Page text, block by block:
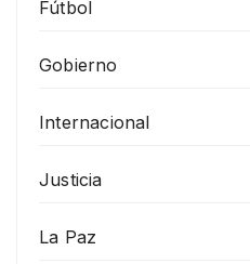
Fútbol
Gobierno
Internacional
Justicia
La Paz